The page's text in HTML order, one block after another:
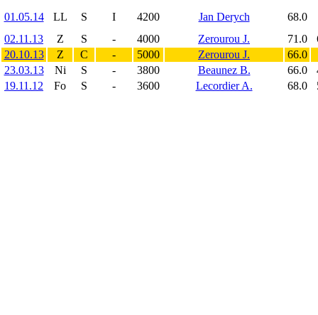
01.05.14 LL S I 4200 Jan Derych 68.0
02.11.13
Z S - 4000 Zerourou J. 71.0
20.10.13
Z C - 5000 Zerourou J.
66.0
23.03.13
Ni S - 3800 Beaunez B. 66.0
19.11.12
Fo S - 3600 Lecordier A. 68.0